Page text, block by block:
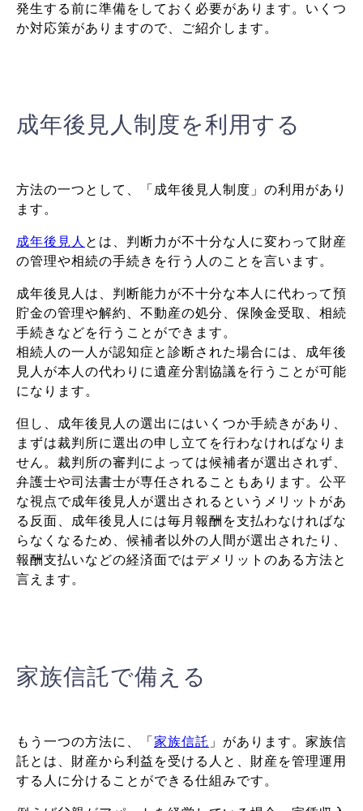
発生する前に準備をしておく必要があります。 いくつ
か対応策がありますので、ご紹介します。
成年後見人制度を利用する
方法の一つとして、「成年後見人制度」の利用があり
ます。
成年後見人 とは、判断力が不十分な人に変わって財産
の管理や相続の手続きを行う人のことを言います。
成年後見人は、判断能力が不十分な本人に代わって預
貯金の管理や解約、不動産の処分、保険金受取、相続
手続きなどを行うことができます。
相続人の一人が認知症と診断された場合には、成年後
見人が本人の代わりに遺産分割協議を行うことが可能
になります。
但し、成年後見人の選出にはいくつか手続きがあり、
まずは裁判所に選出の申し立てを行わなければなりま
せん。裁判所の審判によっては候補者が選出されず、
弁護士や司法書士が専任されることもあります。公平
な視点で成年後見人が選出されるというメリットがあ
る反面、成年後見人には毎月報酬を支払わなければな
らなくなるため、候補者以外の人間が選出されたり、
報酬支払いなどの経済面ではデメリットのある方法と
言えます。
家族信託で備える
もう一つの方法に、「 家族信託 」があります。 家族信
託とは、財産から利益を受ける人と、財産を管理運用
する人に分けることができる仕組みです。